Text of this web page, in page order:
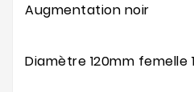
Augmentation noir
Diamètre 120mm femelle